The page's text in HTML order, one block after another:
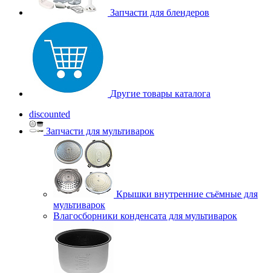
Запчасти для блендеров
Другие товары каталога
discounted
Запчасти для мультиварок
Крышки внутренние съёмные для
мультиварок
Влагосборники конденсата для мультиварок